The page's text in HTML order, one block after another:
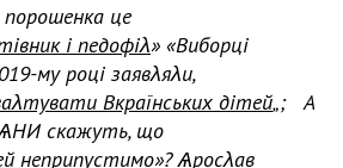
порошенка це
і педофіλ» «Виборці
му році заявλяλи,
Вкраїнських дітей„;
А
скажуть, що
неприпустимо»? Ѧросλав